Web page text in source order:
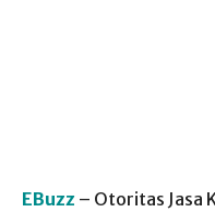
EBuzz – Otoritas Jasa